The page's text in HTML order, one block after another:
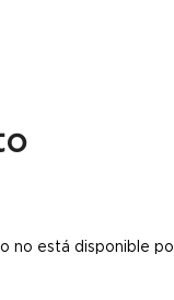
no está disponible